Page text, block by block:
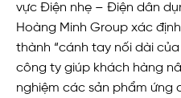
vực Điện nhẹ – Điện dân
Hoàng Minh Group xác
thành “cánh tay nối dài
công ty giúp khách hàng
nghiệm các sản phẩm ứng